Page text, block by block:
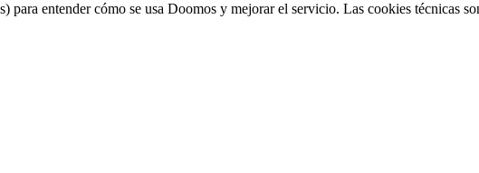
entender cómo se usa Doomos y mejorar el servicio. Las cookies técnicas